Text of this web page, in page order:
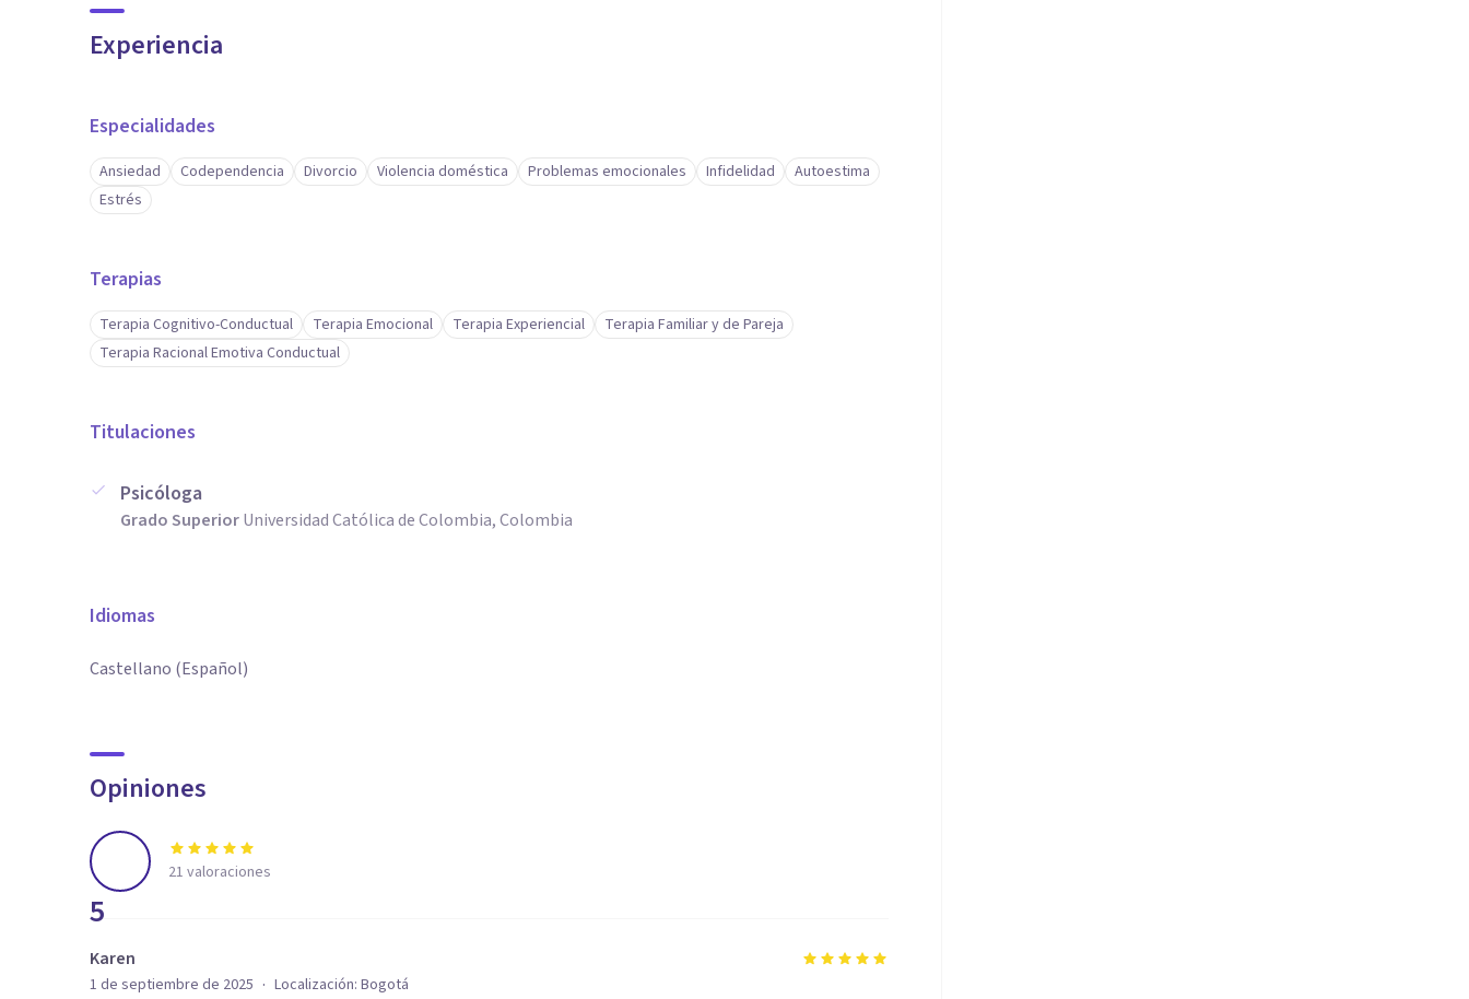
Experiencia
Especialidades
Ansiedad Codependencia Divorcio Violencia doméstica Problemas emocionales Infidelidad
Autoestima
Estrés
Terapias
Terapia Cognitivo-Conductual Terapia Emocional Terapia Experiencial
Terapia Familiar y de Pareja
Terapia Racional Emotiva Conductual
Titulaciones
Psicóloga
Grado SuperiorUniversidad Católica de Colombia, Colombia
Idiomas
Castellano (Español)
Opiniones
5
21 valoraciones
Karen
1 de septiembre de 2025 · Localización: Bogotá